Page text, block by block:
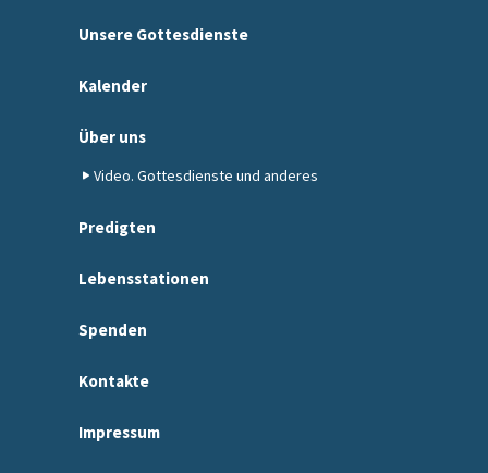
Unsere Gottesdienste
Kalender
Über uns
Video. Gottesdienste und anderes
Predigten
Lebensstationen
Spenden
Kontakte
Impressum